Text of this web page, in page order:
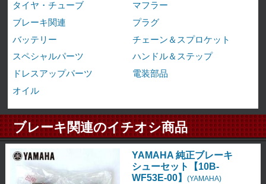
タイヤ・チューブ
マフラー
ブレーキ関連
プラグ
バッテリー
チェーン＆スプロケット
スペシャルパーツ
ハンドル＆ステップ
ドレスアップパーツ
電装部品
オイル
ブレーキ関連のイチオシ商品
YAMAHA 純正ブレーキ
シューセット【10B-
WF53E-00】
(YAMAHA)